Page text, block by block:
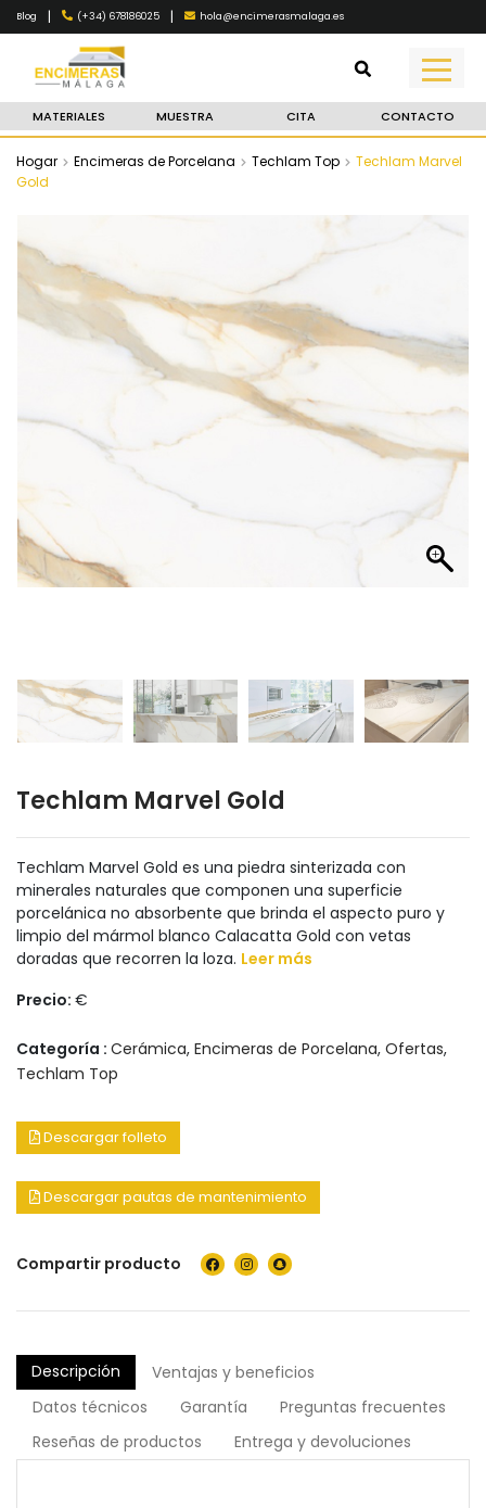
Blog | (+34) 678186025 | hola@encimerasmalaga.es
MATERIALES MUESTRA CITA CONTACTO
Hogar Encimeras de Porcelana Techlam Top
Techlam Marvel
Gold
Techlam Marvel Gold
Techlam Marvel Gold es una piedra sinterizada con
minerales naturales que componen una superficie
porcelánica no absorbente que brinda el aspecto puro y
limpio del mármol blanco Calacatta Gold con vetas
doradas que recorren la loza. Leer más
Precio: €
Categoría : Cerámica, Encimeras de Porcelana, Ofertas,
Techlam Top
Descargar folleto
Descargar pautas de mantenimiento
Compartir producto
Descripción
Ventajas y beneficios
Datos técnicos
Garantía
Preguntas frecuentes
Reseñas de productos
Entrega y devoluciones